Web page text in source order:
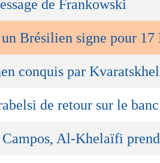
de Frankowski
Brésilien signe pour
conquis par
de retour sur le
Al-Khelaïfi